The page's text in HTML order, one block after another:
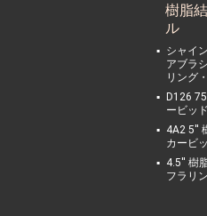
樹脂
ル
シャイ
アブラ
リング
D126
ービッ
4A2 5''
カービ
4.5'' 樹
フラリ